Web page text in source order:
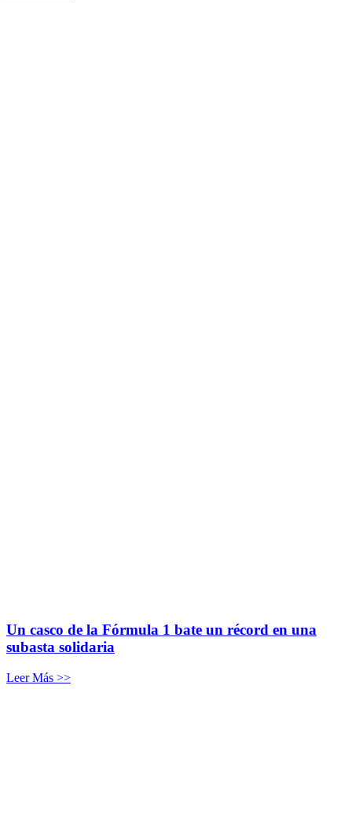
Un casco de la Fórmula 1 bate un récord en una
subasta solidaria
Leer Más >>